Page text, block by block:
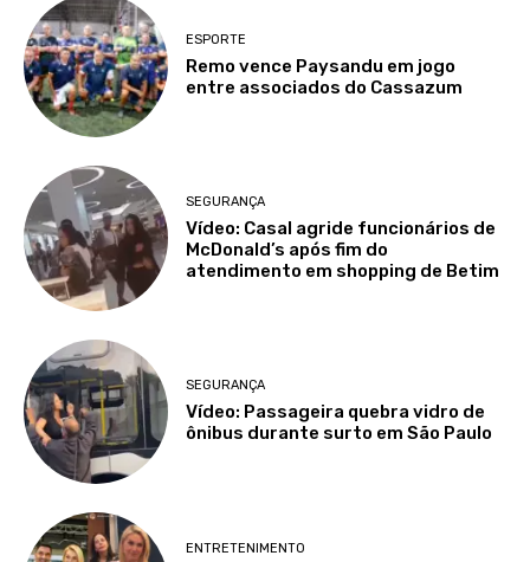
ESPORTE
Remo vence Paysandu em jogo
entre associados do Cassazum
SEGURANÇA
Vídeo: Casal agride funcionários de
McDonald’s após fim do
atendimento em shopping de Betim
SEGURANÇA
Vídeo: Passageira quebra vidro de
ônibus durante surto em São Paulo
ENTRETENIMENTO